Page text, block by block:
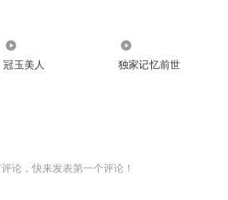
冠玉美人 独家记忆前世
论，快来发表第一个评论！